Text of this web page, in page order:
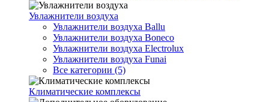
Увлажнители воздуха
Увлажнители воздуха Ballu
Увлажнители воздуха Boneco
Увлажнители воздуха Electrolux
Увлажнители воздуха Funai
Все категории (5)
Климатические комплексы